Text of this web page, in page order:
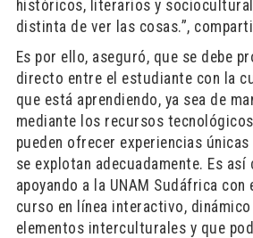
históricos, literarios y
distinta de ver las cosas.”,
Es por ello, aseguró, que se debe
directo entre el estudiante con la
que está aprendiendo, ya sea de
mediante los recursos
pueden ofrecer experiencias
se explotan adecuadamente. Es
apoyando a la UNAM Sudáfrica con
curso en línea interactivo,
elementos interculturales y que